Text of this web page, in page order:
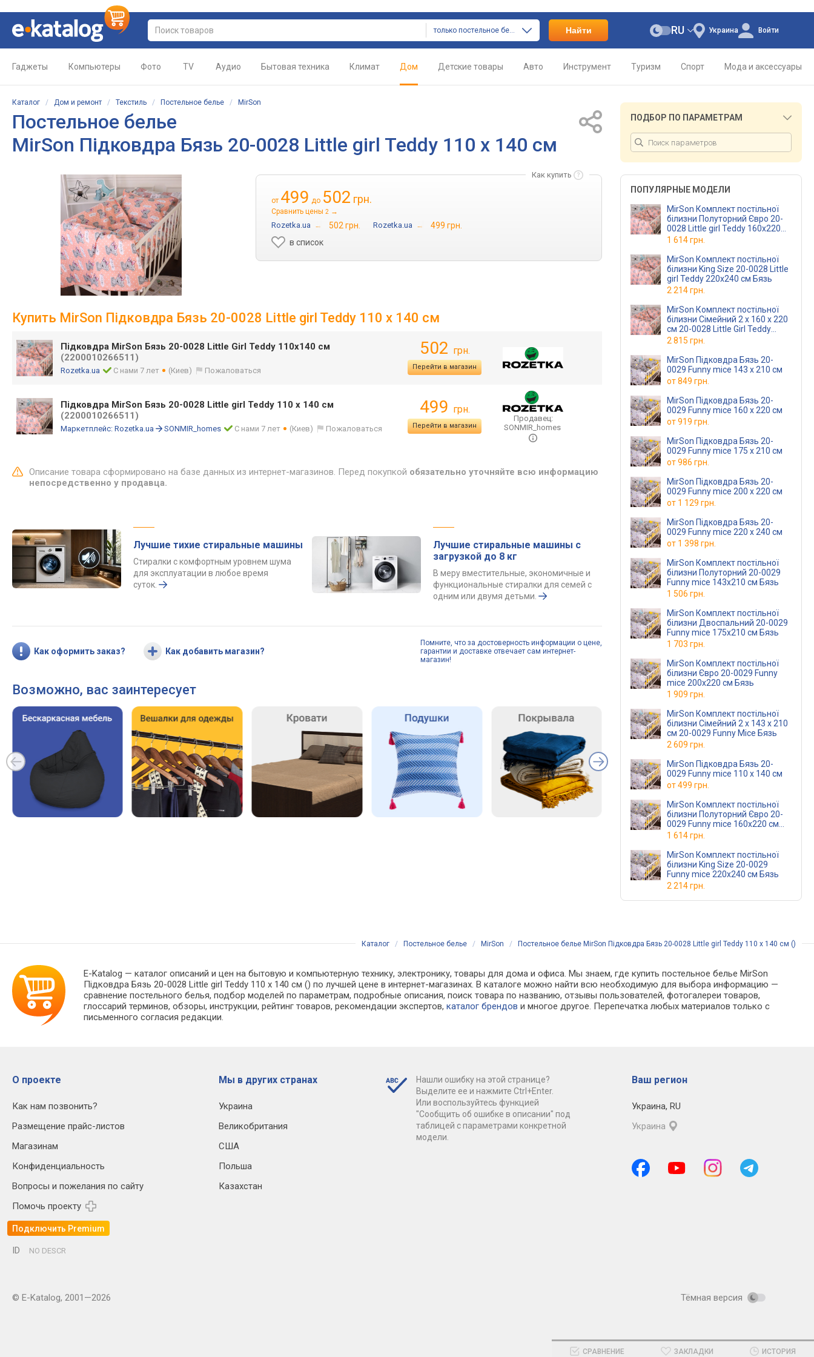
только постельное белье Найти Украина
RU Войти
Гаджеты Компьютеры Фото TV Аудио Бытовая техника Климат Дом Детские товары Авто Инструмент Туризм Спорт Мода и аксессуары
Каталог / Дом и ремонт / Текстиль / Постельное белье / MirSon
Постельное белье
MirSon Підковдра Бязь 20-0028 Little girl Teddy 110 x 140 см
Как купить
от 499 до 502 грн.
Сравнить цены 2 →
Rozetka.ua → 502 грн. Rozetka.ua →
499 грн.
в список
Купить MirSon Підковдра Бязь 20-0028 Little girl Teddy 110 x 140 см
Підковдра MirSon Бязь 20-0028 Little Girl Teddy 110х140 см
(2200010266511)
Rozetka.ua С нами 7 лет (Киев) Пожаловаться
502 грн.
Перейти в магазин
Підковдра MirSon Бязь 20-0028 Little girl Teddy 110 x 140 см
(2200010266511)
Маркетплейс: Rozetka.ua SONMIR_homes С нами 7 лет (Киев) Пожаловаться
499 грн.
Перейти в магазин
Продавец:
SONMIR_homes
Описание товара сформировано на базе данных из интернет-магазинов. Перед покупкой обязательно уточняйте всю информацию
непосредственно у продавца.
Лучшие тихие стиральные машины
Стиралки с комфортным уровнем шума
для эксплуатации в любое время
суток.
Лучшие стиральные машины с
загрузкой до 8 кг
В меру вместительные, экономичные и
функциональные стиралки для семей с
одним или двумя детьми.
Как оформить заказ? Как добавить магазин?
Помните, что за достоверность информации о цене,
гарантии и доставке отвечает сам интернет-
магазин!
Возможно, вас заинтересует
ПОДБОР ПО ПАРАМЕТРАМ
ПОПУЛЯРНЫЕ МОДЕЛИ
MirSon Комплект постільної
білизни Полуторний Євро 20-
0028 Little girl Teddy 160х220
см Бязь
1 614 грн.
MirSon Комплект постільної
білизни King Size 20-0028 Little
girl Teddy 220х240 см Бязь
2 214 грн.
MirSon Комплект постільної
білизни Сімейний 2 x 160 x 220
см 20-0028 Little Girl Teddy
Бязь
2 815 грн.
MirSon Підковдра Бязь 20-
0029 Funny mice 143 x 210 см
от849 грн.
MirSon Підковдра Бязь 20-
0029 Funny mice 160 x 220 см
от919 грн.
MirSon Підковдра Бязь 20-
0029 Funny mice 175 x 210 см
от986 грн.
MirSon Підковдра Бязь 20-
0029 Funny mice 200 x 220 см
от 1 129 грн.
MirSon Підковдра Бязь 20-
0029 Funny mice 220 x 240 см
от 1 398 грн.
MirSon Комплект постільної
білизни Полуторний 20-0029
Funny mice 143х210 см Бязь
1 506 грн.
MirSon Комплект постільної
білизни Двоспальний 20-0029
Funny mice 175х210 см Бязь
1 703 грн.
MirSon Комплект постільної
білизни Євро 20-0029 Funny
mice 200х220 см Бязь
1 909 грн.
MirSon Комплект постільної
білизни Сімейний 2 x 143 x 210
см 20-0029 Funny Mice Бязь
2 609 грн.
MirSon Підковдра Бязь 20-
0029 Funny mice 110 x 140 см
от499 грн.
MirSon Комплект постільної
білизни Полуторний Євро 20-
0029 Funny mice 160х220 см
Бязь
1 614 грн.
MirSon Комплект постільної
білизни King Size 20-0029
Funny mice 220х240 см Бязь
2 214 грн.
Каталог / Постельное белье / MirSon / Постельное белье MirSon Підковдра Бязь 20-0028 Little girl Teddy 110 x 140 см ()
E-Katalog — каталог описаний и цен на бытовую и компьютерную технику, электронику, товары для дома и офиса. Мы знаем, где купить постельное белье MirSon
Підковдра Бязь 20-0028 Little girl Teddy 110 x 140 см () по лучшей цене в интернет-магазинах. В каталоге можно найти всю необходимую для выбора информацию —
сравнение постельного белья, подбор моделей по параметрам, подробные описания, поиск товара по названию, отзывы пользователей, фотогалереи товаров,
глоссарий терминов, обзоры, инструкции, рейтинг товаров, рекомендации экспертов,каталог брендов и многое другое. Перепечатка любых материалов только с
письменного согласия редакции.
О проекте
Как нам позвонить?
Размещение прайс-листов
Магазинам
Конфиденциальность
Вопросы и пожелания по сайту
Помочь проекту
Подключить Premium
Мы в других странах
Украина
Великобритания
США
Польша
Казахстан
Нашли ошибку на этой странице?
Выделите ее и нажмите Ctrl+Enter.
Или воспользуйтесь функцией
"Сообщить об ошибке в описании" под
таблицей с параметрами конкретной
модели.
Ваш регион
Украина, RU
Украина
ID NO DESCR
© E-Katalog, 2001—2026 Тёмная версия
СРАВНЕНИЕ ЗАКЛАДКИ ИСТОРИЯ